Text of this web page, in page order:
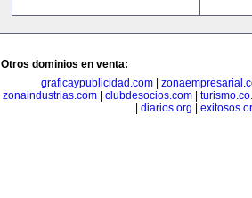
Otros dominios en venta:
graficaypublicidad.com
zonaindustrias.com| clubdesocios.com|
diarios.org